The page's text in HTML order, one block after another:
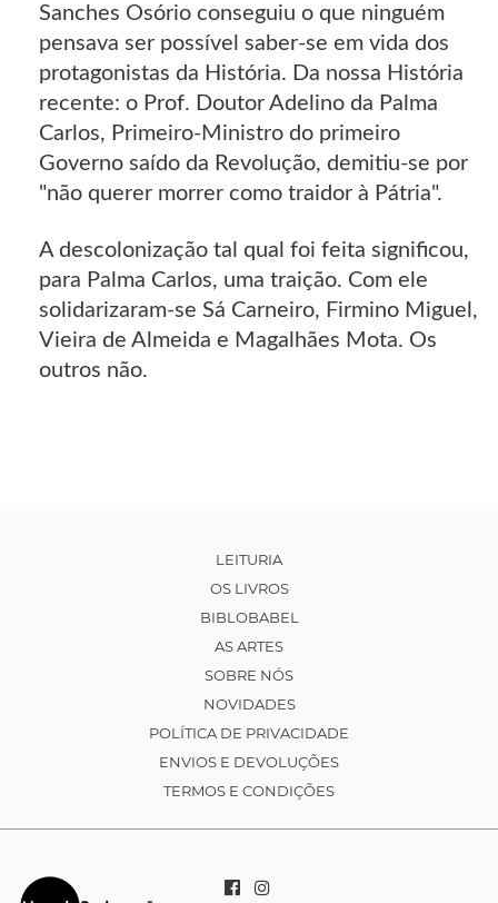
Sanches Osório conseguiu o que ninguém
pensava ser possível saber-se em vida dos
protagonistas da História. Da nossa História
recente: o Prof. Doutor Adelino da Palma
Carlos, Primeiro-Ministro do primeiro
Governo saído da Revolução, demitiu-se por
"não querer morrer como traidor à Pátria".
A descolonização tal qual foi feita significou,
para Palma Carlos, uma traição. Com ele
solidarizaram-se Sá Carneiro, Firmino Miguel,
Vieira de Almeida e Magalhães Mota. Os
outros não.
LEITURIA
OS LIVROS
BIBLOBABEL
AS ARTES
SOBRE NÓS
NOVIDADES
POLÍTICA DE PRIVACIDADE
ENVIOS E DEVOLUÇÕES
TERMOS E CONDIÇÕES